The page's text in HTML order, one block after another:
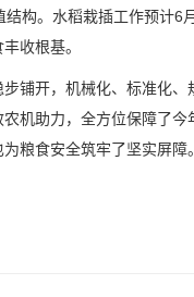
构。水稻栽插工作预计6
收根基。
铺开，机械化、标准化
机助力，全方位保障了
粮食安全筑牢了坚实屏障